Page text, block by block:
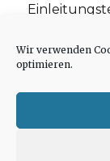
Wir verwenden
optimieren.
„schwachen
Cookie-